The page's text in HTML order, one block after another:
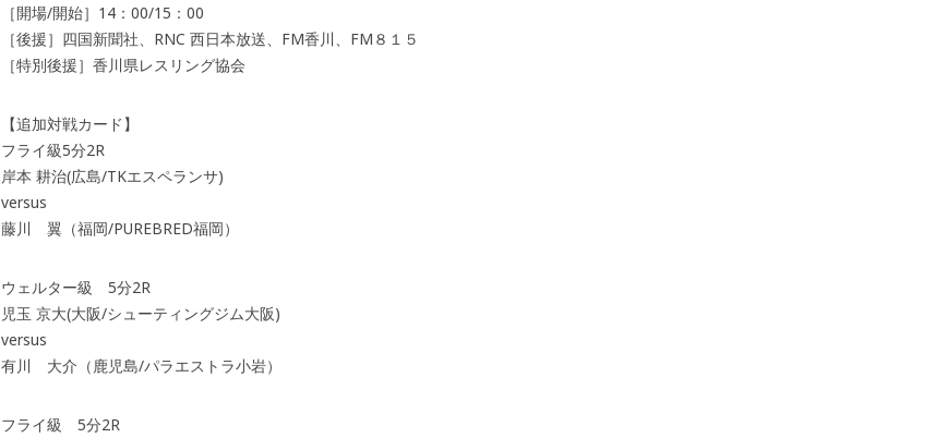
［開場/開始］14：00/15：00
［後援］四国新聞社、RNC 西日本放送、FM香川、FM８１５
［特別後援］香川県レスリング協会
【追加対戦カード】
フライ級5分2R
岸本 耕治(広島/TKエスペランサ)
versus
藤川 翼（福岡/PUREBRED福岡）
ウェルター級 5分2R
児玉 京大(大阪/シューティングジム大阪)
versus
有川 大介（鹿児島/パラエストラ小岩）
フライ級 5分2R